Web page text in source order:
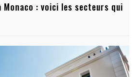
Monaco : voici les secteurs qui